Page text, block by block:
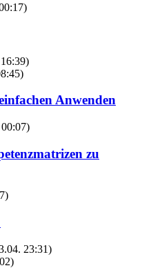
Anwenden
zu
23:31)